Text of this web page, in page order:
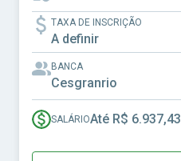
TAXA DE INSCRIÇÃO
A definir
BANCA
Cesgranrio
SALÁRIOAté R$ 6.937,43